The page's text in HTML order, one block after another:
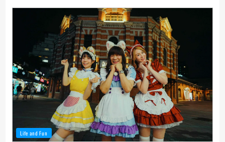
Life and Fun